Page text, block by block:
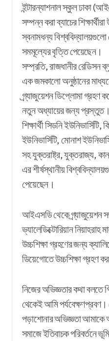
ইন্টারন্যাশনাল স্কুল ঢাকা (আইএসডি) থেকে এ বছর গ্র্যাজুয়েট
সম্পন্ন করা ব্যাচের
স্বনামধন্য বিশ্ববিদ্যালয়গুলো
সমমূল্যের বৃত্তি পেয়েছেন।
সম্প্রতি, রাজধানীর রেডিসন
এক জমকালো অনুষ্ঠানের
গ্র্যাজুয়েশন ডিপ্লোমা গ্রহণ
নতুন অধ্যায়ের জন্য
শিক্ষার্থী সিডনি
ইউনিভার্সিটি, মোনাশ
সহ যুক্তরাষ্ট্র, যুক্তরাজ্য,
এর শীর্ষস্থানীয়
পেয়েছেন।
আইএসডি থেকে গ্র্যাজুয়েশন
ভ্যালেডিক্টোরিয়ান নিয়াহরাহ
উচ্চশিক্ষা গ্রহণের জন্য
ডিয়েগোতে উচ্চশিক্ষা গ্রহণ
নিজের অভিজ্ঞতার কথা বলতে
থেকেই আমি
পড়াশোনার অভিজ্ঞতা আমাকে
সমাজে ইতিবাচক পরিবর্তনে